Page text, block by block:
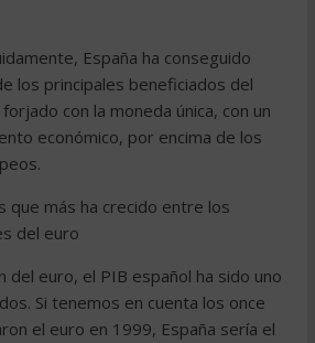
España ha conseguido
los principales beneficiados del
con la moneda única, con un
económico, por encima de los
que más ha crecido entre los
del euro
del euro, el PIB español ha sido uno
Si tenemos en cuenta los once
el euro en 1999, España sería el